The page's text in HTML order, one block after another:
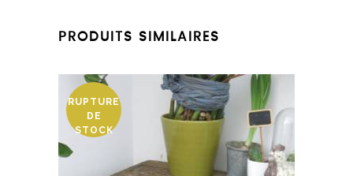
PRODUITS SIMILAIRES
RUPTURE
DE
STOCK